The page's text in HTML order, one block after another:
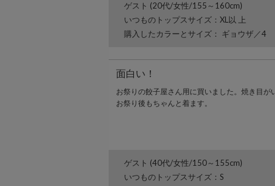
ゲスト (20代/女性/155～160cm)
いつものトップスサイズ：XL以 上
購入したカラーとサイズ： ギョウザ／4
面白い！
お祭りの餃子屋さん用に買いました。焼き目が
お祭り後もちゃんと着ます。
ゲスト (40代/女性/150～155cm)
いつものトップスサイズ：S